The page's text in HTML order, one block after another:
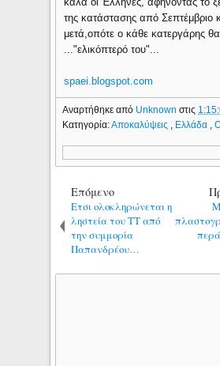
της κατάστασης από Σεπτέμβριο
μετά,οπότε ο κάθε κατεργάρης
..."ελικόπτερό του"...
spaei.blogspot.com
Αναρτήθηκε από Unknownστις
Κατηγορία:Αποκαλύψεις , Ελλάδα ,
Επόμενο
Ετσι ολοκληρώνεται η
ληστεία του ΤΤ από
την συμμορία
Παπανδρέου…